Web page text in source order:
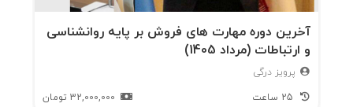
آخرین دوره مهارت های فروش بر پایه روانشناسی
و ارتباطات (مرداد 1405)
پرویز درگی
32,000,000 تومان